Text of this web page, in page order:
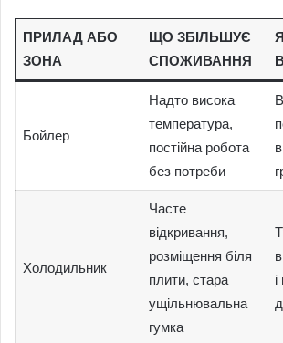
ПРИЛАД АБО
ЗОНА
ЩО ЗБІЛЬШУЄ
СПОЖИВАННЯ
Бойлер
Надто висока
температура,
постійна робота
без потреби
Холодильник
Часте
відкривання,
розміщення біля
плити, стара
ущільнювальна
гумка